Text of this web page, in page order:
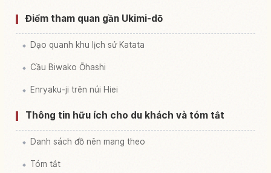
Điểm tham quan gần Ukimi-dō
Dạo quanh khu lịch sử Katata
Cầu Biwako Ōhashi
Enryaku-ji trên núi Hiei
Thông tin hữu ích cho du khách và tóm tắt
Danh sách đồ nên mang theo
Tóm tắt